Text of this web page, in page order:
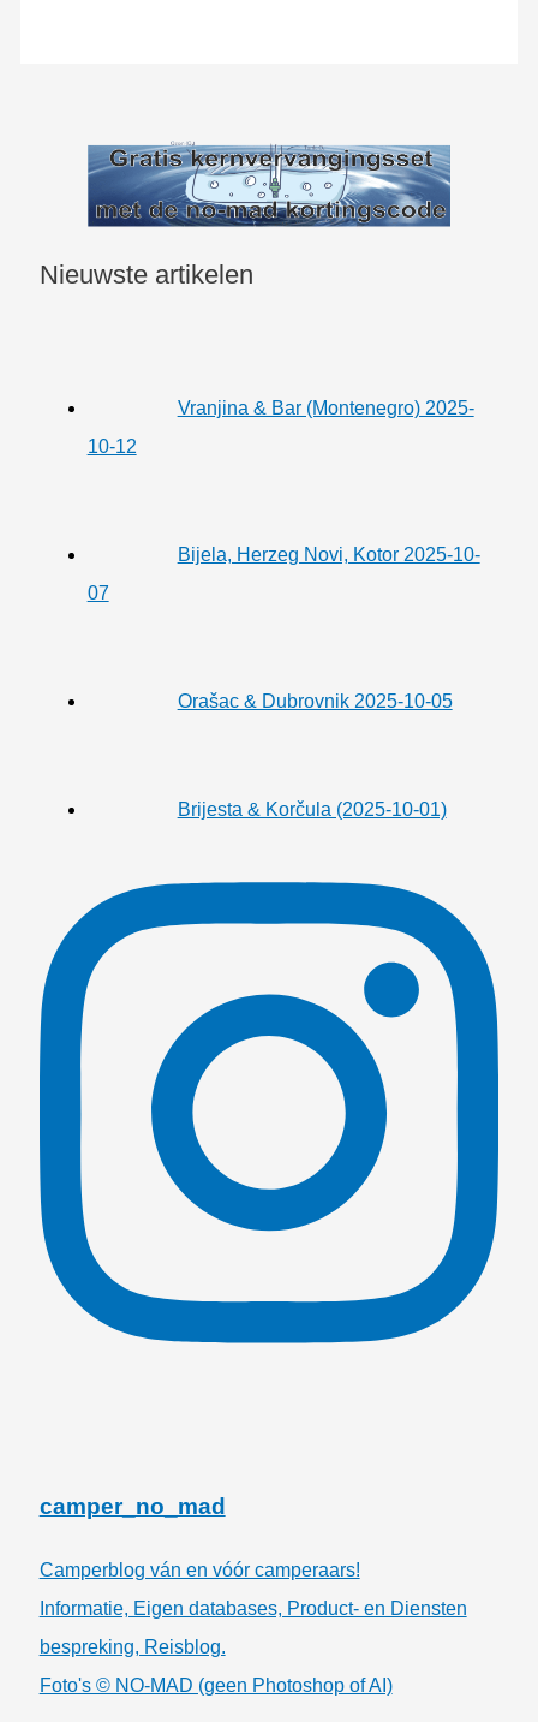
Nieuwste artikelen
Vranjina & Bar (Montenegro) 2025-
10-12
Bijela, Herzeg Novi, Kotor 2025-10-
07
Orašac & Dubrovnik 2025-10-05
Brijesta & Korčula (2025-10-01)
camper_no_mad
Camperblog ván en vóór camperaars!
Informatie, Eigen databases, Product- en Diensten
bespreking, Reisblog.
Foto's © NO-MAD (geen Photoshop of AI)